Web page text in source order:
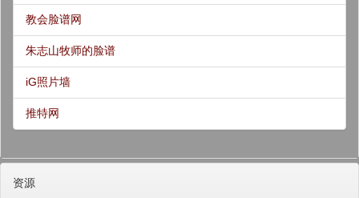
教会脸谱网
朱志山牧师的脸谱
iG照片墙
推特网
资源